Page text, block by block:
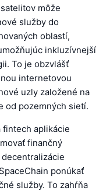
môže
služby do
oblastí,
inkluzívnejší
To je obzvlášť
internetovou
uzly založené na
od pozemných sietí.
fintech aplikácie
finančný
ponúkať
služby. To zahŕňa